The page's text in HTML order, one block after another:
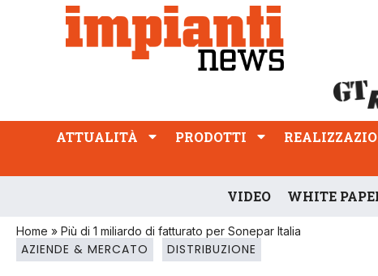
ATTUALITÀ PRODOTTI REALIZZAZIONI
PROFESSIONE
ATTUALITÀ PRODOTTI
VIDEO WHITE
Home » Più di 1 miliardo di fatturato per Sonepar Italia
AZIENDE & MERCATO DISTRIBUZIONE